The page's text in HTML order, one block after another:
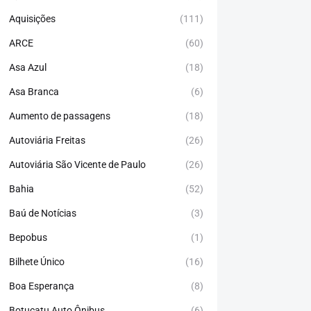
Aquisições (111)
ARCE (60)
Asa Azul (18)
Asa Branca (6)
Aumento de passagens (18)
Autoviária Freitas (26)
Autoviária São Vicente de Paulo (26)
Bahia (52)
Baú de Notícias (3)
Bepobus (1)
Bilhete Único (16)
Boa Esperança (8)